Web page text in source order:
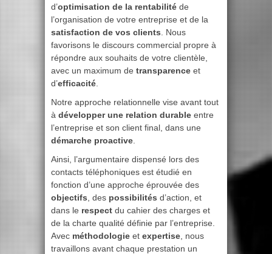
d’optimisation de la rentabilité de
l’organisation de votre entreprise et de la
satisfaction de vos clients . Nous
favorisons le discours commercial propre à
répondre aux souhaits de votre clientèle,
avec un maximum de transparence et
d’efficacité
Notre approche relationnelle vise avant tout
à développer une relation durable entre
l’entreprise et son client final, dans une
démarche proactive
Ainsi, l’argumentaire dispensé lors des
contacts téléphoniques est étudié en
fonction d’une approche éprouvée des
objectifs , des possibilités d’action, et
dans le respect du cahier des charges et
de la charte qualité définie par l’entreprise.
Avec méthodologie et expertise , nous
travaillons avant chaque prestation un